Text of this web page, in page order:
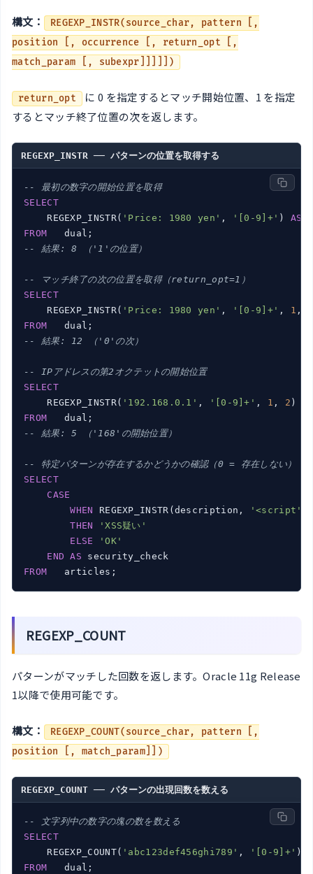
構文：
REGEXP_INSTR(source_char, pattern [,
position [, occurrence [, return_opt [,
match_param [, subexpr]]]]])
return_opt
に 0 を指定するとマッチ開始位置、1 を指定
するとマッチ終了位置の次を返します。
REGEXP_INSTR ── パターンの位置を取得する
-- 最初の数字の開始位置を取得
SELECT
    REGEXP_INSTR(
'Price: 1980 yen' , '[0-9]+' ) AS
FROM
-- 結果: 8 （'1'の位置）
-- マッチ終了の次の位置を取得（return_opt=1）
SELECT
    REGEXP_INSTR(
'Price: 1980 yen' , '[0-9]+' , 1 ,
FROM
-- 結果: 12 （'0'の次）
-- IPアドレスの第2オクテットの開始位置
SELECT
    REGEXP_INSTR(
'192.168.0.1' , '[0-9]+' , 1 , 2 )
FROM
-- 結果: 5 （'168'の開始位置）
-- 特定パターンが存在するかどうかの確認（0 = 存在しない）
SELECT
CASE
WHEN
REGEXP_INSTR(description, '<script'
THEN
'XSS疑い'
ELSE
'OK'
END
AS
FROM
REGEXP_COUNT
パターンがマッチした回数を返します。Oracle 11g Release
1以降で使用可能です。
構文：
REGEXP_COUNT(source_char, pattern [,
position [, match_param]])
REGEXP_COUNT ── パターンの出現回数を数える
-- 文字列中の数字の塊の数を数える
SELECT
    REGEXP_COUNT(
'abc123def456ghi789' , '[0-9]+' )
FROM